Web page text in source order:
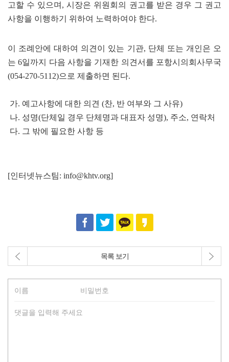
고할 수 있으며, 시장은 위원회의 권고를 받은 경우 그 권고
사항을 이행하기 위하여 노력하여야 한다.
이 조례안에 대하여 의견이 있는 기관, 단체 또는 개인은 오
는 6일까지 다음 사항을 기재한 의견서를 포항시의회사무국
(054-270-5112)으로 제출하면 된다.
가. 예고사항에 대한 의견 (찬, 반 여부와 그 사유)
나. 성명(단체일 경우 단체명과 대표자 성명), 주소, 연락처
다. 그 밖에 필요한 사항 등
[인터넷뉴스팀: info@khtv.org]
목록 보기